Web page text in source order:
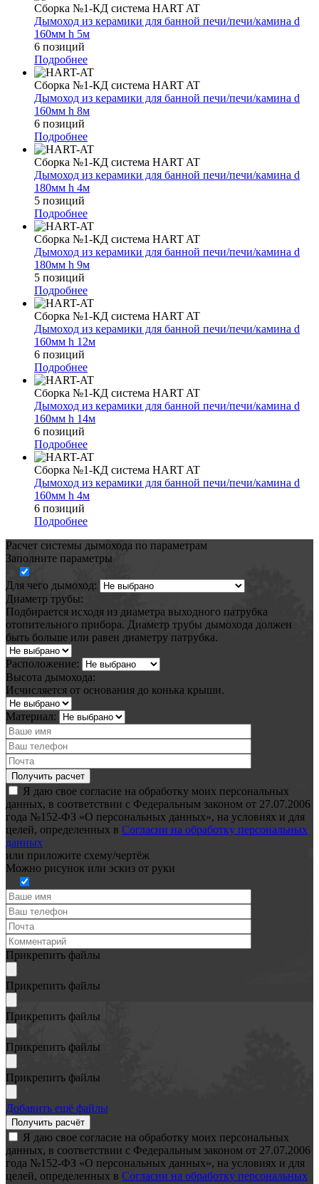
Сборка №1-КД система HART AT
Дымоход из керамики для банной печи/печи/камина d
160мм h 5м
6 позиций
Подробнее
Сборка №1-КД система HART AT
Дымоход из керамики для банной печи/печи/камина d
160мм h 8м
6 позиций
Подробнее
Сборка №1-КД система HART AT
Дымоход из керамики для банной печи/печи/камина d
180мм h 4м
5 позиций
Подробнее
Сборка №1-КД система HART AT
Дымоход из керамики для банной печи/печи/камина d
180мм h 9м
5 позиций
Подробнее
Сборка №1-КД система HART AT
Дымоход из керамики для банной печи/печи/камина d
160мм h 12м
6 позиций
Подробнее
Сборка №1-КД система HART AT
Дымоход из керамики для банной печи/печи/камина d
160мм h 14м
6 позиций
Подробнее
Сборка №1-КД система HART AT
Дымоход из керамики для банной печи/печи/камина d
160мм h 4м
6 позиций
Подробнее
Расчет системы дымохода по параметрам
Заполните параметры
Для чего дымоход:
Диаметр трубы:
Подбирается исходя из диаметра выходного патрубка
отопительного прибора. Диаметр трубы дымохода должен
быть больше или равен диаметру патрубка.
Расположение:
Высота дымохода:
Исчисляется от основания до конька крыши.
Материал:
Я даю свое согласие на обработку моих персональных
данных, в соответствии с Федеральным законом от 27.07.2006
года №152-ФЗ «О персональных данных», на условиях и для
целей, определенных в Согласии на обработку персональных
данных
или приложите схему/чертёж
Можно рисунок или эскиз от руки
Прикрепить файлы
Прикрепить файлы
Прикрепить файлы
Прикрепить файлы
Прикрепить файлы
Добавить ещё файлы
Я даю свое согласие на обработку моих персональных
данных, в соответствии с Федеральным законом от 27.07.2006
года №152-ФЗ «О персональных данных», на условиях и для
целей, определенных в Согласии на обработку персональных